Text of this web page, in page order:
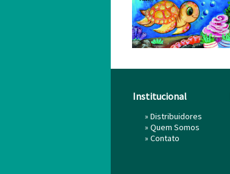
Institucional
» Distribuidores
» Quem Somos
» Contato